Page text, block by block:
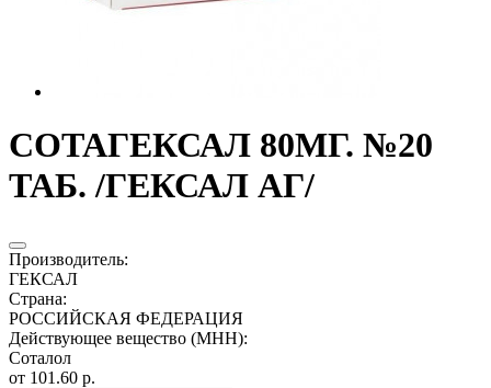
СОТАГЕКСАЛ 80МГ. №20
ТАБ. /ГЕКСАЛ АГ/
Производитель:
ГЕКСАЛ
Страна:
РОССИЙСКАЯ ФЕДЕРАЦИЯ
Действующее вещество (МНН):
Соталол
от 101.60 р.